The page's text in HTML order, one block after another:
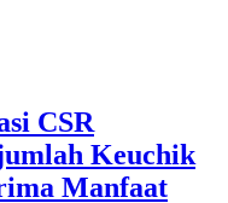
CSR
Keuchik
Manfaat